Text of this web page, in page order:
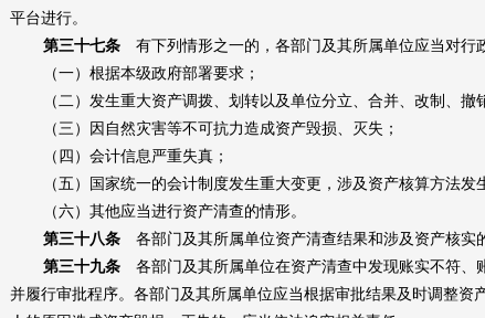
平台进行。
第三十七条
有下列情形之一的，各部门及其所属单位应当对行
（一）根据本级政府部署要求；
（二）发生重大资产调拨、划转以及单位分立、合并、改制、撤
（三）因自然灾害等不可抗力造成资产毁损、灭失；
（四）会计信息严重失真；
（五）国家统一的会计制度发生重大变更，涉及资产核算方法发
（六）其他应当进行资产清查的情形。
第三十八条
各部门及其所属单位资产清查结果和涉及资产核实
第三十九条
各部门及其所属单位在资产清查中发现账实不符
并履行审批程序。各部门及其所属单位应当根据审批结果及时调整